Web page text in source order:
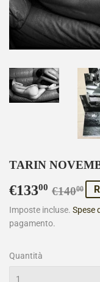
TARIN
€13300 €14000
di
Imposte incluse. Spese
pagamento.
Quantità